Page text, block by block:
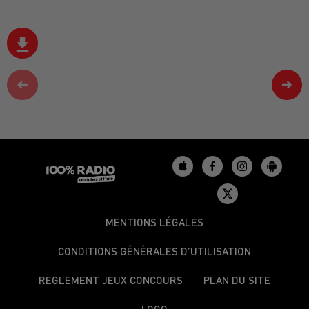
MENTIONS LÉGALES
CONDITIONS GÉNÉRALES D’UTILISATION
REGLEMENT JEUX CONCOURS PLAN DU SITE